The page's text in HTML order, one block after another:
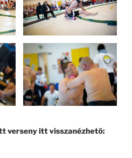
verseny itt visszanézhető: